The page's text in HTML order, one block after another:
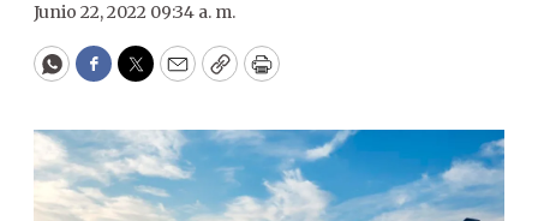
Junio 22, 2022 09:34 a. m.
WhatsApp
Facebook
Twitter
EmailCopyPrint